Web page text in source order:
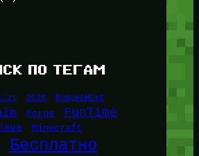
ПО ТЕГАМ
2026 BungeeHost
Forge FunTime
Minecraft
Бесплатно